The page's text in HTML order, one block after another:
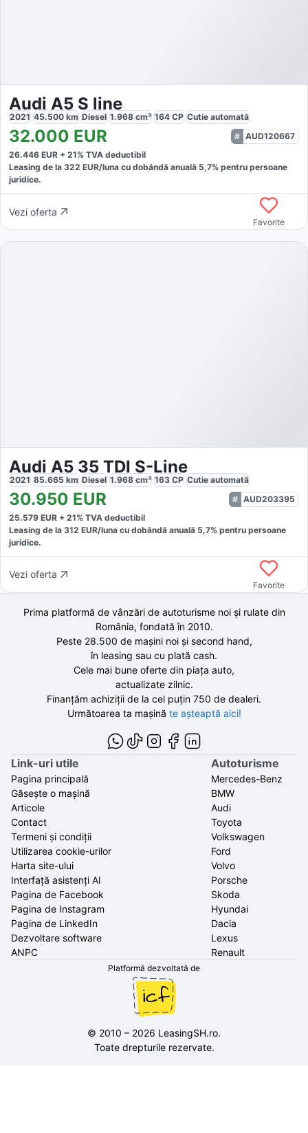
Audi A5 S line
2021 45.500 km Diesel 1.968 cm³ 164 CP Cutie automată
32.000 EUR
AUD120667
26.446 EUR + 21% TVA deductibil
Leasing de la 322 EUR/luna cu dobăndă anuală 5,7% pentru persoane
juridice.
Vezi oferta
Favorite
Audi A5 35 TDI S-Line
2021 85.665 km Diesel 1.968 cm³ 163 CP Cutie automată
30.950 EUR
AUD203395
25.579 EUR + 21% TVA deductibil
Leasing de la 312 EUR/luna cu dobăndă anuală 5,7% pentru persoane
juridice.
Vezi oferta
Favorite
Prima platformă de vânzări de autoturisme noi și rulate din
România, fondată în 2010.
Peste 28.500 demașini noi și second hand,
în leasing sau cu plată cash.
Cele mai bune oferte din piața auto,
actualizate zilnic.
Finanțăm achiziții de la cel puțin 750 de dealeri.
Următoarea ta mașină te așteaptă aici!
Link-uri utile
Pagina principală
Găsește o mașină
Articole
Contact
Termeni și condiții
Utilizarea cookie-urilor
Harta site-ului
Interfață asistenți AI
Pagina de Facebook
Pagina de Instagram
Pagina de LinkedIn
Dezvoltare software
ANPC
Autoturisme
Mercedes-Benz
BMW
Audi
Toyota
Volkswagen
Ford
Volvo
Porsche
Skoda
Hyundai
Dacia
Lexus
Renault
Platformă dezvoltată de
© 2010 – 2026 LeasingSH.ro.
Toate drepturile rezervate.